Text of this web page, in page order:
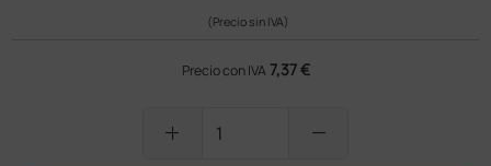
(Precio sin IVA)
Precio con IVA 7,37 €
add remove